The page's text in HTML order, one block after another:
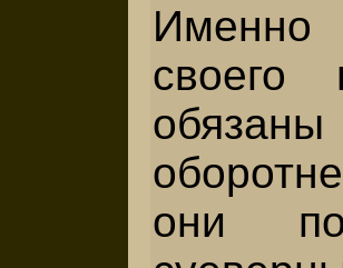
Именно
своего
они